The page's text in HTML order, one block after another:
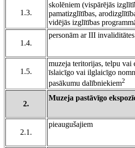
1.3.
skolēniem (vispārējās
pamatizglītības,
vidējās izglītības
1.4.
personām ar III
1.5.
muzeja teritorijas, telpu vai
īslaicīgo vai ilglaicīgo
pasākumu dalībniekiem2
2.
Muzeja pastāvīgo
2.1.
pieaugušajiem